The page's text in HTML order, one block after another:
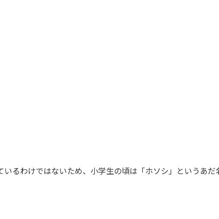
るわけではないため、小学生の頃は「ホソシ」というあだ